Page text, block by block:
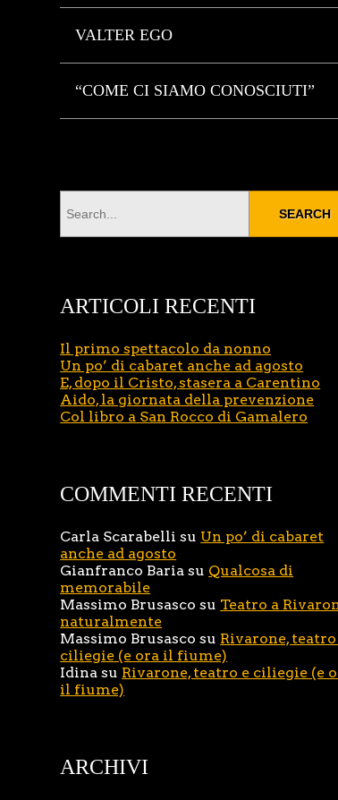
VALTER EGO
“COME CI SIAMO CONOSCIUTI”
ARTICOLI RECENTI
Il primo spettacolo da nonno
Un po’ di cabaret anche ad agosto
E, dopo il Cristo, stasera a Carentino
Aido, la giornata della prevenzione
Col libro a San Rocco di Gamalero
COMMENTI RECENTI
Carla Scarabelli su Un po’ di cabaret
anche ad agosto
Gianfranco Baria su Qualcosa di
memorabile
Massimo Brusasco su Teatro a
naturalmente
Massimo Brusasco su Rivarone, teatro
ciliegie (e ora il fiume)
Idina su Rivarone, teatro e ciliegie (e
il fiume)
ARCHIVI